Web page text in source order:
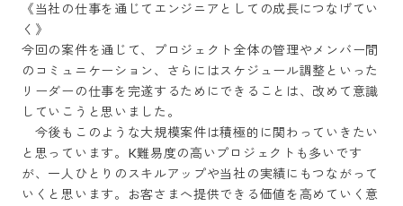
《当社の仕事を通じてエンジニアとしての成長につなげてい
く》
今回の案件を通じて、プロジェクト全体の管理やメンバー間
のコミュニケーション、さらにはスケジュール調整といった
リーダーの仕事を完遂するためにできることは、改めて意識
していこうと思いました。
今後もこのような大規模案件は積極的に関わっていきたい
と思っています。K難易度の高いプロジェクトも多いです
が、一人ひとりのスキルアップや当社の実績にもつながって
いくと思います。お客さまへ提供できる価値を高めていく意